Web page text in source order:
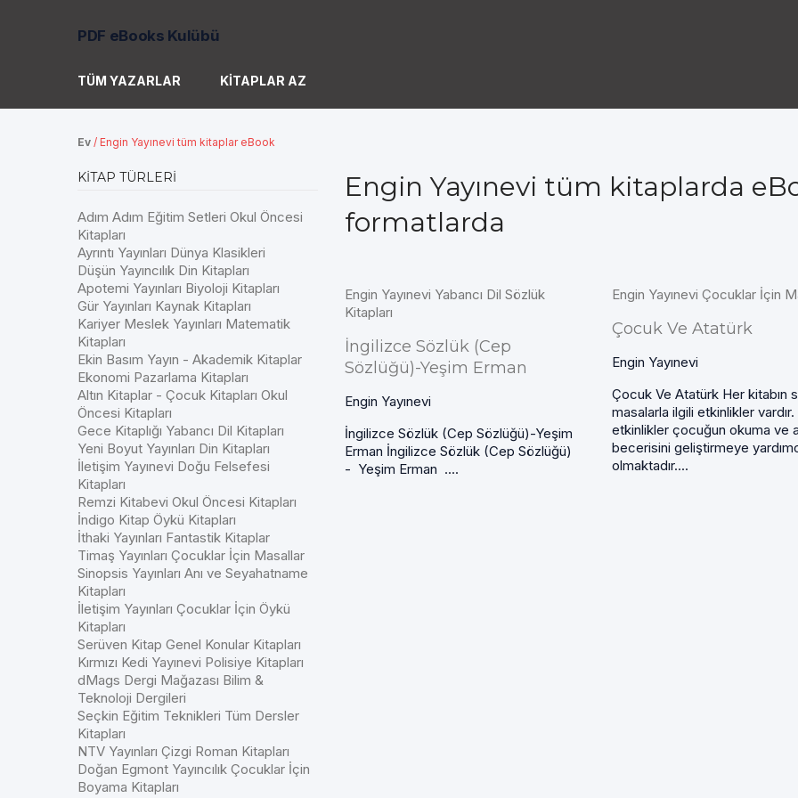
PDF eBooks Kulübü
TÜM YAZARLAR KITAPLAR AZ
Ev / Engin Yayınevi tüm kitaplar eBook
KITAP TÜRLERI
Adım Adım Eğitim Setleri Okul Öncesi
Kitapları
Ayrıntı Yayınları Dünya Klasikleri
Düşün Yayıncılık Din Kitapları
Apotemi Yayınları Biyoloji Kitapları
Gür Yayınları Kaynak Kitapları
Kariyer Meslek Yayınları Matematik
Kitapları
Ekin Basım Yayın - Akademik Kitaplar
Ekonomi Pazarlama Kitapları
Altın Kitaplar - Çocuk Kitapları Okul
Öncesi Kitapları
Gece Kitaplığı Yabancı Dil Kitapları
Yeni Boyut Yayınları Din Kitapları
İletişim Yayınevi Doğu Felsefesi
Kitapları
Remzi Kitabevi Okul Öncesi Kitapları
İndigo Kitap Öykü Kitapları
İthaki Yayınları Fantastik Kitaplar
Timaş Yayınları Çocuklar İçin Masallar
Sinopsis Yayınları Anı ve Seyahatname
Kitapları
İletişim Yayınları Çocuklar İçin Öykü
Kitapları
Serüven Kitap Genel Konular Kitapları
Kırmızı Kedi Yayınevi Polisiye Kitapları
dMags Dergi Mağazası Bilim &
Teknoloji Dergileri
Seçkin Eğitim Teknikleri Tüm Dersler
Kitapları
NTV Yayınları Çizgi Roman Kitapları
Doğan Egmont Yayıncılık Çocuklar İçin
Boyama Kitapları
Engin Yayınevi tüm kitaplarda
formatlarda
Engin Yayınevi Yabancı Dil Sözlük
Kitapları
İngilizce Sözlük (Cep
Sözlüğü)-Yeşim Erman
Engin Yayınevi
İngilizce Sözlük (Cep Sözlüğü)-Yeşim
Erman İngilizce Sözlük (Cep Sözlüğü)
- Yeşim Erman ....
Engin Yayınevi Çocuklar İçin
Çocuk Ve Atatürk
Engin Yayınevi
Çocuk Ve Atatürk Her kitabın
masalarla ilgili etkinlikler vardır.
etkinlikler çocuğun okuma ve
becerisini geliştirmeye
olmaktadır....